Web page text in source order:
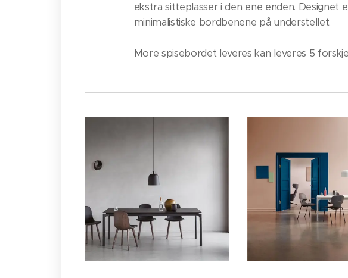
ekstra sitteplasser i den ene enden.
minimalistiske bordbenene på understellet.
More spisebordet leveres kan leveres 5